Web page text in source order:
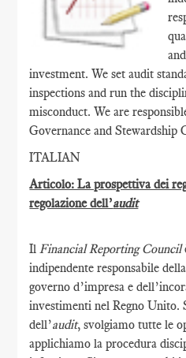
investment. We set audit
inspections and run the
misconduct. We are
Governance and Stewardship
ITALIAN
Articolo: La prospettiva dei
regolazione dell’audit
IlFinancial Reporting Council
indipendente responsabile
governo d’impresa e
investimenti nel Regno Unito.
dell’audit, svolgiamo tutte le
applichiamo la procedura